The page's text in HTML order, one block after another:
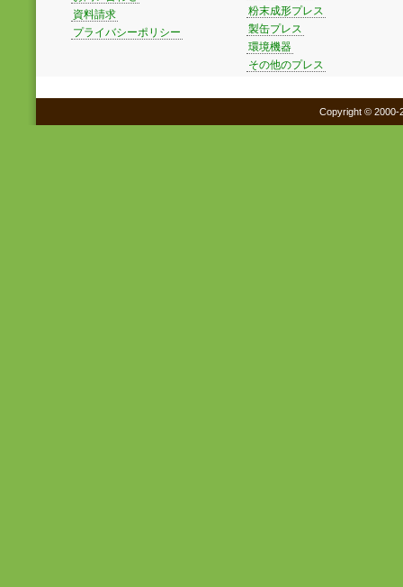
資料請求
プライバシーポリシー
粉末成形プレス
製缶プレス
環境機器
その他のプレス
Copyright © 2000-